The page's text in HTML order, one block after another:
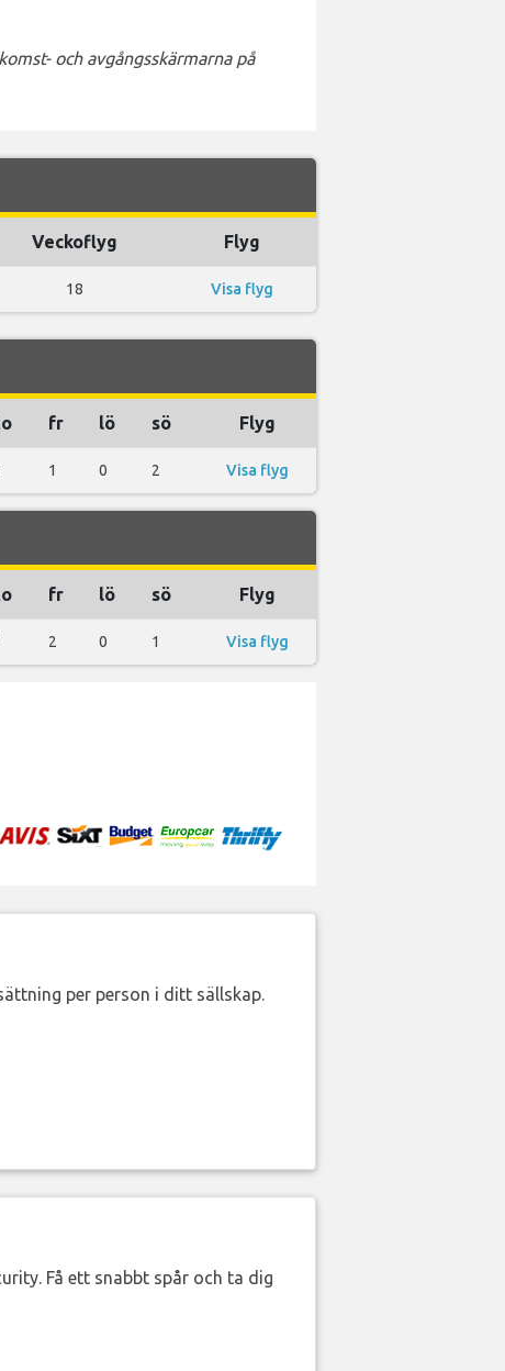
och avgångsskärmarna på
Veckoflyg Flyg
18 Visa flyg
fr lö sö Flyg
1 0 2 Visa flyg
fr lö sö Flyg
2 0 1 Visa flyg
per person i ditt sällskap.
Få ett snabbt spår och ta dig